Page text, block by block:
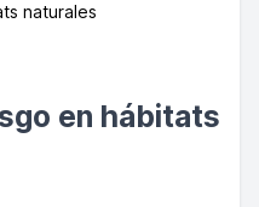
naturales
en hábitats